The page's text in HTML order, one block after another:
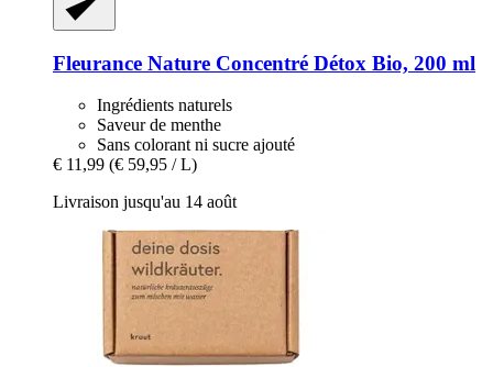
Fleurance Nature Concentré Détox Bio, 200 ml
Ingrédients naturels
Saveur de menthe
Sans colorant ni sucre ajouté
€ 11,99 (€ 59,95 / L)
Livraison jusqu'au 14 août